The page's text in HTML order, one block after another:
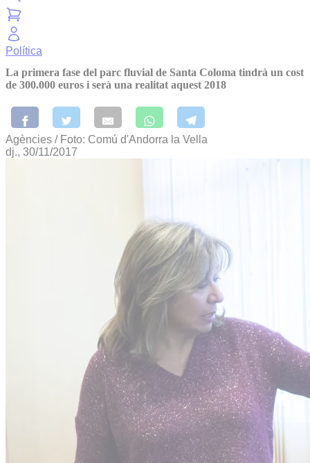
Política
La primera fase del parc fluvial de Santa Coloma tindrà un cost
de 300.000 euros i serà una realitat aquest 2018
Agències / Foto: Comú d'Andorra la Vella
dj., 30/11/2017